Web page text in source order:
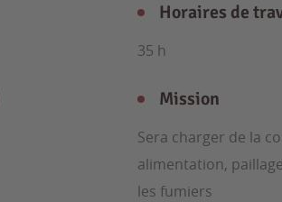
Horaires de
35 h
Mission
Sera charger de la
alimentation,
les fumiers